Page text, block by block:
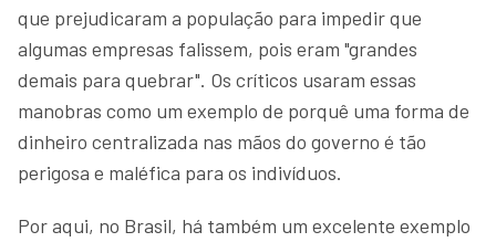
que prejudicaram a população para impedir que
algumas empresas falissem, pois eram "grandes
demais para quebrar". Os críticos usaram essas
manobras como um exemplo de porquê uma forma de
dinheiro centralizada nas mãos do governo é tão
perigosa e maléfica para os indivíduos.
Por aqui, no Brasil, há também um excelente exemplo